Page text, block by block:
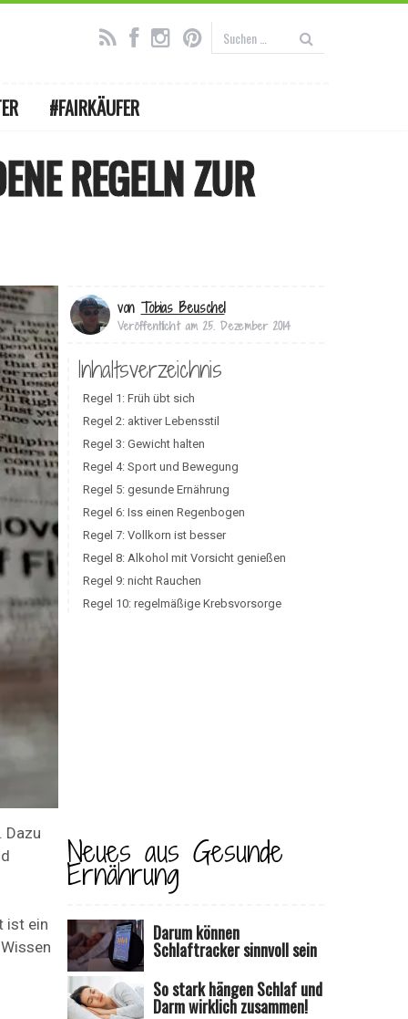
#FAIRKÄUFER
REGELN ZUR
von Tobias Beuschel
Veröffentlicht am 25. Dezember 2014
Inhaltsverzeichnis
Regel 1: Früh übt sich
Regel 2: aktiver Lebensstil
Regel 3: Gewicht halten
Regel 4: Sport und Bewegung
Regel 5: gesunde Ernährung
Regel 6: Iss einen Regenbogen
Regel 7: Vollkorn ist besser
Regel 8: Alkohol mit Vorsicht genießen
Regel 9: nicht Rauchen
Regel 10: regelmäßige Krebsvorsorge
Dazu
ist ein
Neues aus Gesunde
Ernährung
Darum können
Schlaftracker sinnvoll sein
So stark hängen Schlaf und
Darm wirklich zusammen!